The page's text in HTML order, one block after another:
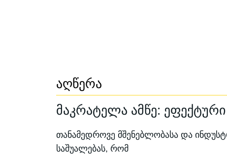
აღწერა
მაკრატელა ამწე:
თანამედროვე მშენებლობასა და
საშუალებას, რომ